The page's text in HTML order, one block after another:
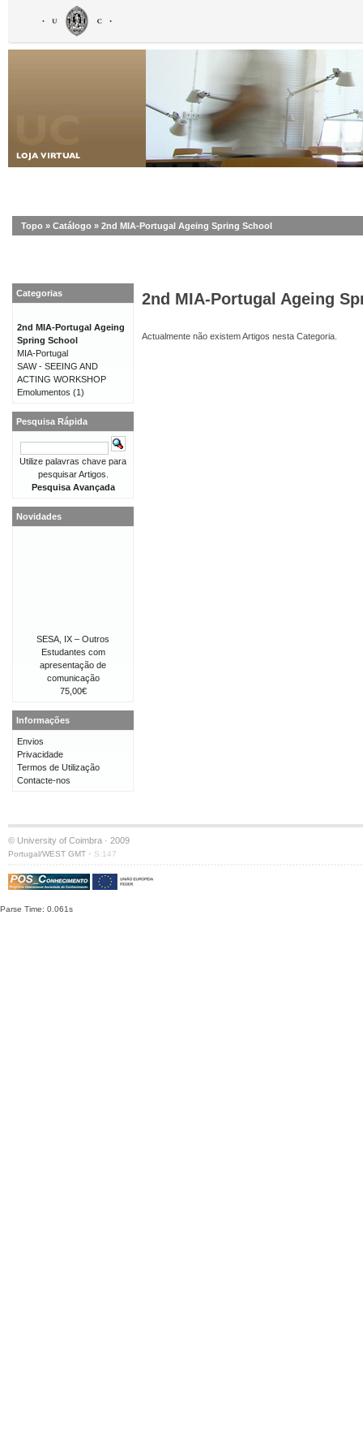
Topo » Catálogo » 2nd MIA-Portugal Ageing Spring School
2nd MIA-Portugal Ageing
Actualmente não existem Artigos nesta Categoria.
Categorias
2nd MIA-Portugal Ageing
Spring School
MIA-Portugal
SAW - SEEING AND
ACTING WORKSHOP
Emolumentos (1)
Pesquisa Rápida
Utilize palavras chave para
pesquisar Artigos.
Pesquisa Avançada
Novidades
SESA, IX – Outros
Estudantes com
apresentação de
comunicação
75,00€
Informações
Envios
Privacidade
Termos de Utilização
Contacte-nos
© University of Coimbra · 2009
Portugal/WEST GMT · S:147
Parse Time: 0.061s